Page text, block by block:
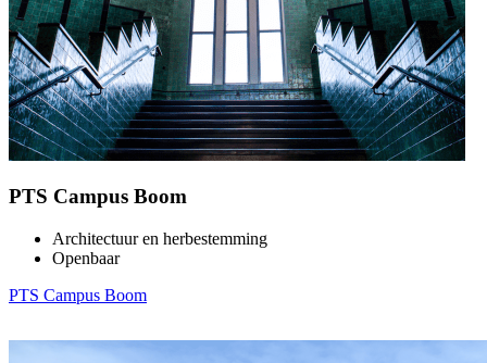
PTS Campus Boom
Architectuur en herbestemming
Openbaar
PTS Campus Boom